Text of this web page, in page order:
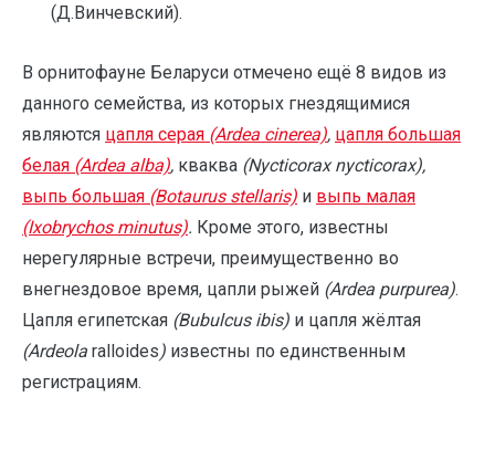
(Д.Винчевский).
В орнитофауне Беларуси отмечено ещё 8 видов из
данного семейства, из которых гнездящимися
являются цапля серая (Ardea cinerea), цапля большая
белая (Ardea alba), кваква (Nycticorax nycticorax),
выпь большая (Botaurus stellaris) и выпь малая
(Ixobrychos minutus). Кроме этого, известны
нерегулярные встречи, преимущественно во
внегнездовое время, цапли рыжей (Ardea purpurea).
Цапля египетская (Bubulcus ibis) и цапля жёлтая
(Ardeola ralloides ) известны по единственным
регистрациям.